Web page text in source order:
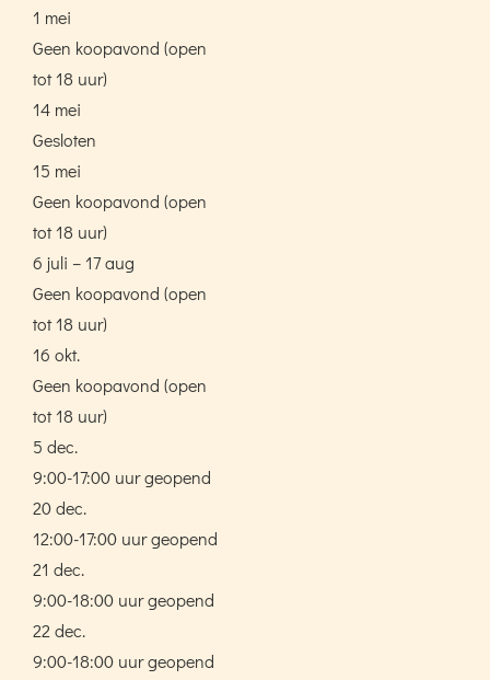
1 mei
Geen koopavond (open
tot 18 uur)
14 mei
Gesloten
15 mei
Geen koopavond (open
tot 18 uur)
6 juli – 17 aug
Geen koopavond (open
tot 18 uur)
16 okt.
Geen koopavond (open
tot 18 uur)
5 dec.
9:00-17:00 uur geopend
20 dec.
12:00-17:00 uur geopend
21 dec.
9:00-18:00 uur geopend
22 dec.
9:00-18:00 uur geopend